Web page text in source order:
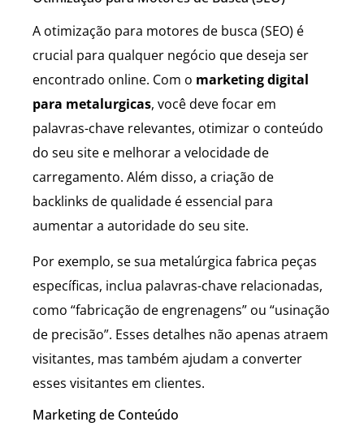
A otimização para motores de busca (SEO) é
crucial para qualquer negócio que deseja ser
encontrado online. Com o marketing digital
para metalurgicas, você deve focar em
palavras-chave relevantes, otimizar o conteúdo
do seu site e melhorar a velocidade de
carregamento. Além disso, a criação de
backlinks de qualidade é essencial para
aumentar a autoridade do seu site.
Por exemplo, se sua metalúrgica fabrica peças
específicas, inclua palavras-chave relacionadas,
como “fabricação de engrenagens” ou “usinação
de precisão”. Esses detalhes não apenas atraem
visitantes, mas também ajudam a converter
esses visitantes em clientes.
Marketing de Conteúdo